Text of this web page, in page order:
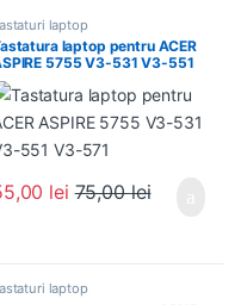
laptop
laptop pentru ACER
5755 V3-531 V3-551
571
lei 75,00lei
laptop